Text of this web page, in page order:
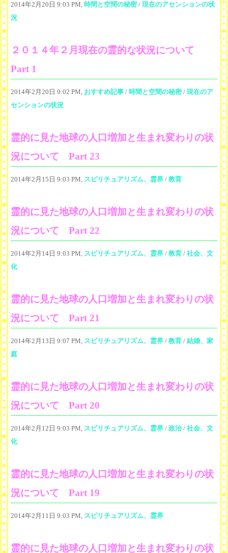
2014年2月20日 9:03 PM, 時間と空間の秘密/ 現在のアセンションの状
況
２０１４年２月現在の霊的な状況について
Part 1
2014年2月20日 9:02 PM, おすすめ記事 / 時間と空間の秘密/ 現在のア
センションの状況
霊的に見た地球の人口増加と生まれ変わりの状
況について Part 23
2014年2月15日 9:03 PM, スピリチュアリズム、霊界 / 教育
霊的に見た地球の人口増加と生まれ変わりの状
況について Part 22
2014年2月14日 9:03 PM, スピリチュアリズム、霊界 / 教育 / 社会、文
化
霊的に見た地球の人口増加と生まれ変わりの状
況について Part 21
2014年2月13日 9:07 PM, スピリチュアリズム、霊界 / 教育 / 結婚、家
庭
霊的に見た地球の人口増加と生まれ変わりの状
況について Part 20
2014年2月12日 9:03 PM, スピリチュアリズム、霊界 / 政治/ 社会、文
化
霊的に見た地球の人口増加と生まれ変わりの状
況について Part 19
2014年2月11日 9:03 PM, スピリチュアリズム、霊界
霊的に見た地球の人口増加と生まれ変わりの状